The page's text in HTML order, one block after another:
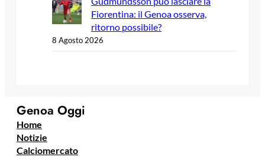
Fiorentina: il Genoa osserva,
ritorno possibile?
8 Agosto 2026
Genoa Oggi
Home
Notizie
Calciomercato